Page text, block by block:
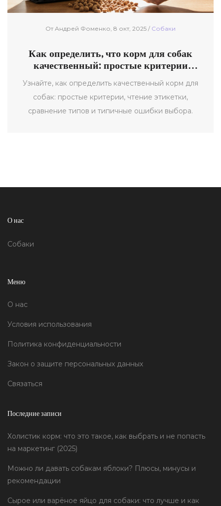
От Андрей Фоменко, 8 окт, 2025 / Собаки
Как определить, что корм для собак
качественный: простые критерии
Узнайте, как определить качественный корм для
собак: простые критерии, чтение этикетки,
сравнение типов и типичные ошибки выбора.
О нас
Собаки
Меню
О нас
Условия использования
Политика конфиденциальности
Закон о защите персональных данных
Связаться
Последние записи
Холистик корм: что это такое, как выбрать и не попасть
на маркетинг (2025)
Можно ли давать собакам яблоки? Плюсы, минусы и
рекомендации
Сырое или варёное яйцо для собаки: что лучше и как